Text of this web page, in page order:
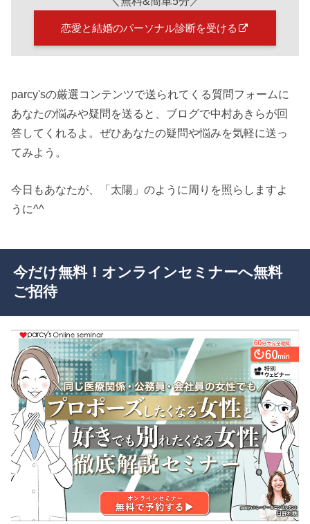
恋愛と結婚のパーソナル診断を受ける
parcy'sの厳選コンテンツで送られてくる質問フォームに
あなたの悩みや疑問を送ると、ブログで中村あきらが回
答してくれるよ。ぜひあなたの疑問や悩みを気軽に送っ
てみよう。
今日もあなたが、「太陽」のように周りを照らしますよ
うに^^
今だけ無料！オンラインセミナーへ無料
ご招待